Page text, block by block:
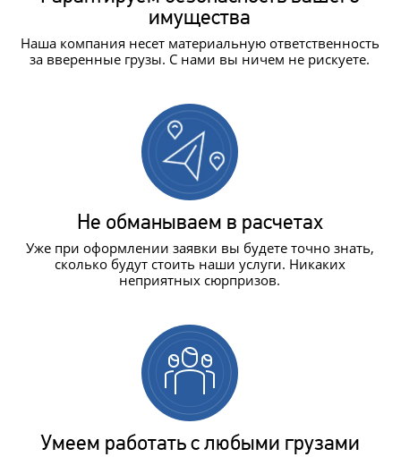
имущества
Наша компания несет материальную ответственность
за вверенные грузы. С нами вы ничем не рискуете.
Не обманываем в расчетах
Уже при оформлении заявки вы будете точно знать,
сколько будут стоить наши услуги. Никаких
неприятных сюрпризов.
Умеем работать с любыми грузами